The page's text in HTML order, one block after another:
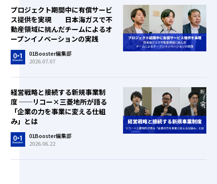
プロジェクト期間中に有償サービ
ス提供を実現 日本海ガスで不
動産領域に挑んだチームによるオ
ープンイノベーションの実践
01Booster編集部
2026.07.07
経営戦略と接続する新規事業制
度 ──リコー×三菱地所が語る
「企業の力を事業に変える仕組
み」とは
01Booster編集部
2026.06.22